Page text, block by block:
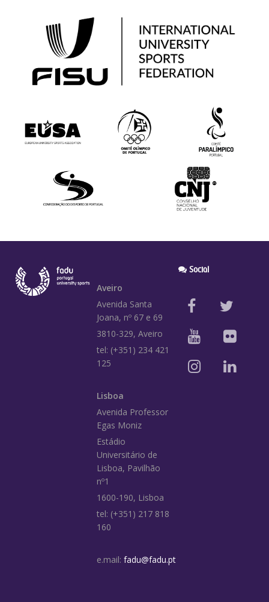
Aveiro
Avenida Santa
Joana, nº 67 e 69
3810-329, Aveiro
tel: (+351) 234 421
125
Lisboa
Avenida Professor
Egas Moniz
Estádio
Universitário de
Lisboa, Pavilhão
nº1
1600-190, Lisboa
tel: (+351) 217 818
160
e.mail: fadu@fadu.pt
Social